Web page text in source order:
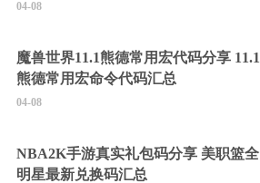
04-08
魔兽世界11.1熊德常用宏代码分享 11.1
熊德常用宏命令代码汇总
04-08
NBA2K手游真实礼包码分享 美职篮全
明星最新兑换码汇总